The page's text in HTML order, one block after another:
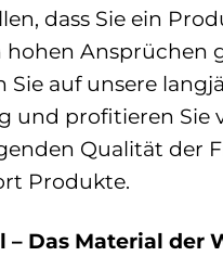
dass Sie ein
hohen Ansprüchen
Sie auf unsere
und profitieren Sie
Qualität der
Produkte.
– Das Material der